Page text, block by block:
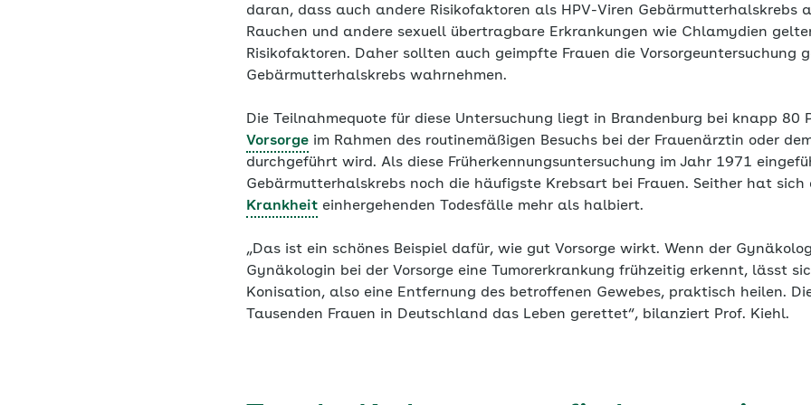
daran, dass auch andere Risikofaktoren als HPV-Viren Gebärmutterhalskrebs
Rauchen und andere sexuell übertragbare Erkrankungen wie Chlamydien
Risikofaktoren. Daher sollten auch geimpfte Frauen die Vorsorgeuntersuchung
Gebärmutterhalskrebs wahrnehmen.
Die Teilnahmequote für diese Untersuchung liegt in Brandenburg bei knapp 80
Vorsorge im Rahmen des routinemäßigen Besuchs bei der Frauenärztin oder
durchgeführt wird. Als diese Früherkennungsuntersuchung im Jahr 1971
Gebärmutterhalskrebs noch die häufigste Krebsart bei Frauen. Seither hat
Krankheit einhergehenden Todesfälle mehr als halbiert.
„Das ist ein schönes Beispiel dafür, wie gut Vorsorge wirkt. Wenn der
Gynäkologin bei der Vorsorge eine Tumorerkrankung frühzeitig erkennt, lässt
Konisation, also eine Entfernung des betroffenen Gewebes, praktisch heilen.
Tausenden Frauen in Deutschland das Leben gerettet“, bilanziert Prof. Kiehl.